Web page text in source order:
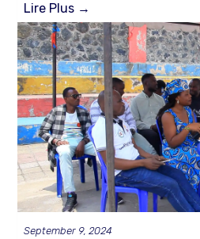
Baptisée « Re-Créa Terre »,
centre artistique de INGOMA et
d’apprentissage, de créativité et
planète.
Lire Plus →
September 9, 2024